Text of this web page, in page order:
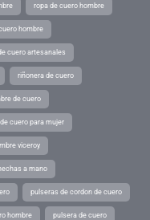
ropa de cuero hombre
hombre
cuero artesanales
riñonera de cuero
de cuero
cuero para mujer
viceroy
a mano
pulseras de cordon de cuero
hombre pulsera de cuero